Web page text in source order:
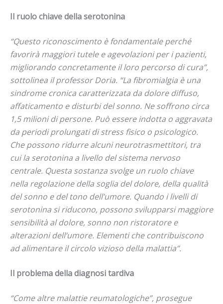
Il ruolo chiave della serotonina
“Questo riconoscimento è fondamentale perché
favorirà maggiori tutele e agevolazioni per i pazienti,
migliorando concretamente il loro percorso di cura”,
sottolinea il professor Doria. “La fibromialgia è una
sindrome cronica caratterizzata da dolore diffuso,
affaticamento e disturbi del sonno. Ne soffrono circa
1,5 milioni di persone. Può essere indotta o aggravata
da periodi prolungati di stress fisico o psicologico.
Che possono ridurre alcuni neurotrasmettitori, tra
cui la serotonina a livello del sistema nervoso
centrale. Questa sostanza svolge un ruolo chiave
nella regolazione della soglia del dolore, della qualità
del sonno e del tono dell’umore. Quando i livelli di
serotonina si riducono, possono svilupparsi maggiore
sensibilità al dolore, sonno non ristoratore e
alterazioni dell’umore. Elementi che contribuiscono
ad alimentare il circolo vizioso della malattia”.
Il problema della diagnosi tardiva
“Come altre malattie reumatologiche”, prosegue